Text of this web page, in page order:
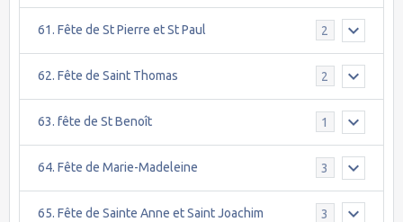
61. Fête de St Pierre et St Paul 2
62. Fête de Saint Thomas 2
63. fête de St Benoît 1
64. Fête de Marie-Madeleine 3
65. Fête de Sainte Anne et Saint Joachim 3